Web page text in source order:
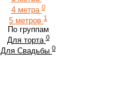
4 метра 0
5 метров 1
По группам
Для торта 0
Для Свадьбы 0